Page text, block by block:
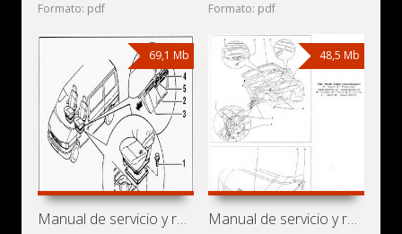
Formato: pdf Formato: pdf
69,1 Mb
Manual de servicio y reparación Volkswagen Transporter T4
48,5 Mb
Manual de servicio y reparación Volkswagen Transporter LT